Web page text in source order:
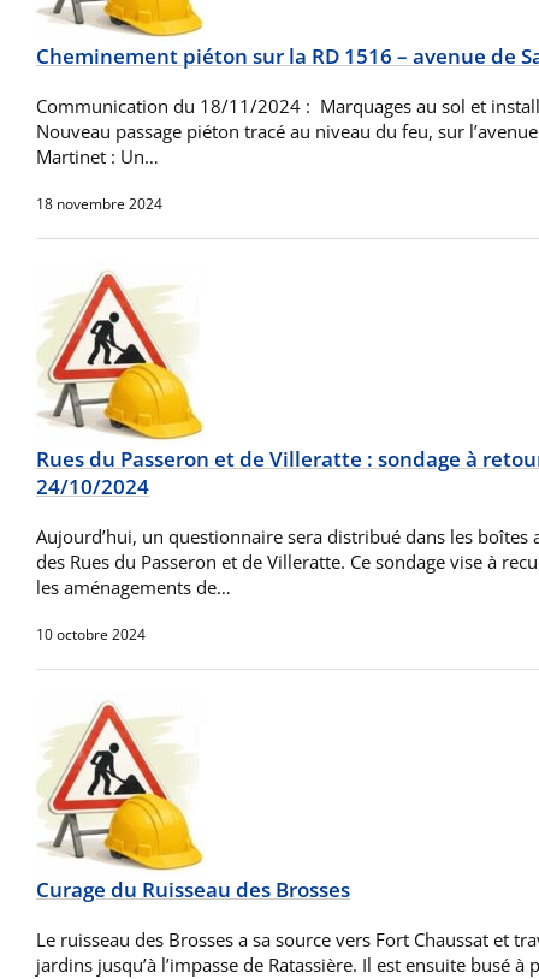
Cheminement piéton sur la RD 1516 – avenue de
Communication du 18/11/2024 : Marquages au sol et
Nouveau passage piéton tracé au niveau du feu, sur
Martinet : Un…
18 novembre 2024
Rues du Passeron et de Villeratte : sondage à
24/10/2024
Aujourd’hui, un questionnaire sera distribué dans les boîtes
des Rues du Passeron et de Villeratte. Ce sondage vise à
les aménagements de…
10 octobre 2024
Curage du Ruisseau des Brosses
Le ruisseau des Brosses a sa source vers Fort Chaussat et
jardins jusqu’à l’impasse de Ratassière. Il est ensuite busé